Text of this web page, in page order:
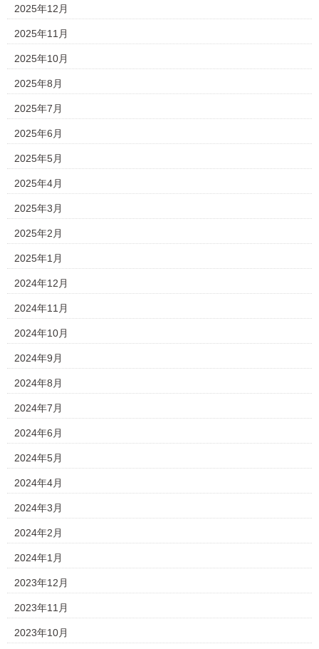
2025年12月
2025年11月
2025年10月
2025年8月
2025年7月
2025年6月
2025年5月
2025年4月
2025年3月
2025年2月
2025年1月
2024年12月
2024年11月
2024年10月
2024年9月
2024年8月
2024年7月
2024年6月
2024年5月
2024年4月
2024年3月
2024年2月
2024年1月
2023年12月
2023年11月
2023年10月